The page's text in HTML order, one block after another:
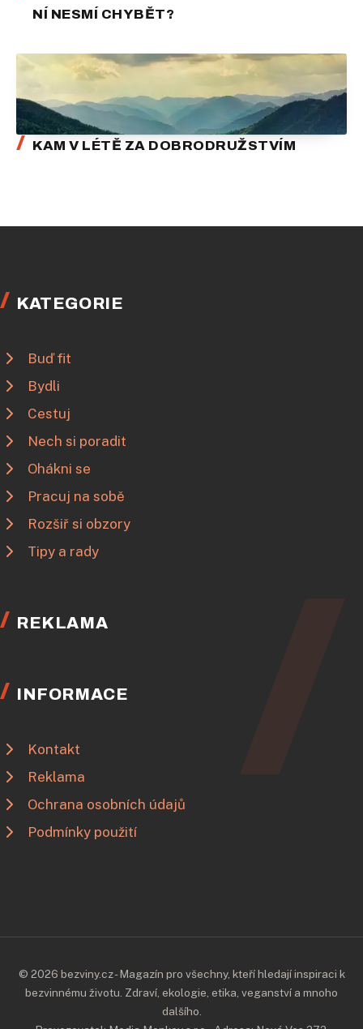
NÍ NESMÍ CHYBĚT?
KAM V LÉTĚ ZA DOBRODRUŽSTVÍM
KATEGORIE
Buď fit
Bydli
Cestuj
Nech si poradit
Ohákni se
Pracuj na sobě
Rozšiř si obzory
Tipy a rady
REKLAMA
INFORMACE
Kontakt
Reklama
Ochrana osobních údajů
Podmínky použití
© 2026 bezviny.cz - Magazín pro všechny, kteří hledají inspiraci k
bezvinnému životu. Zdraví, ekologie, etika, veganství a mnoho
dalšího.